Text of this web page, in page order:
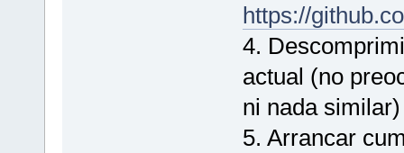
https://
4.
actual (no
ni nada similar)
5. Arrancar